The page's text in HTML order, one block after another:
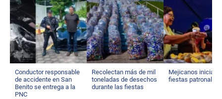
Conductor responsable
de accidente en San
Benito se entrega a la
PNC
Recolectan más de mil
toneladas de desechos
durante las fiestas
Mejicanos inicia
fiestas patronales